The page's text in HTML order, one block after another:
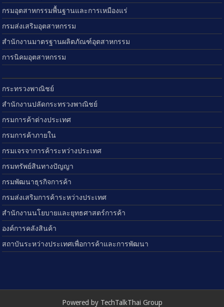
กรมอุตสาหกรรมพื้นฐานและการเหมืองแร่
กรมส่งเสริมอุตสาหกรรม
สำนักงานมาตรฐานผลิตภัณฑ์อุตสาหกรรม
การนิคมอุตสาหกรรม
กระทรวงพาณิชย์
สำนักงานปลัดกระทรวงพาณิชย์
กรมการค้าต่างประเทศ
กรมการค้าภายใน
กรมเจรจาการค้าระหว่างประเทศ
กรมทรัพย์สินทางปัญญา
กรมพัฒนาธุรกิจการค้า
กรมส่งเสริมการค้าระหว่างประเทศ
สำนักงานนโยบายและยุทธศาสตร์การค้า
องค์การคลังสินค้า
สถาบันระหว่างประเทศเพื่อการค้าและการพัฒนา
Powered by TechTalkThai Group